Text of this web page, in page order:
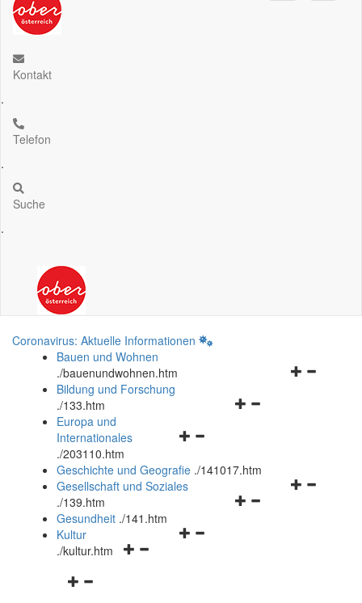
Kontakt
.
Telefon
.
Suche
.
Coronavirus: Aktuelle Informationen
Bauen und Wohnen
./bauenundwohnen.htm
Navigationsmenü
Bildung und Forschung
./133.htm
Navigationsmenü
und
schließen
Europa und
Internationales
./203110.htm
Geschichte und Geografie ./141017.htm
Navigationsmenü
Gesellschaft und Soziales
./139.htm
Navigationsmenü
Gesundheit ./141.htm
Navigationsmenü
Kultur
./kultur.htm
Navigationsmenü